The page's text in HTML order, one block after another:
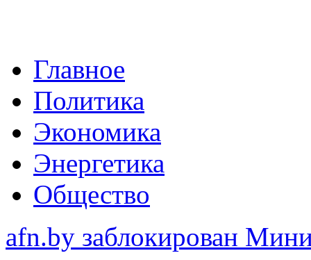
Главное
Политика
Экономика
Энергетика
Общество
afn.by заблокирован